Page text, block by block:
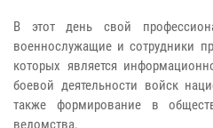
В этот день свой
военнослужащие и сотрудники
которых является
боевой деятельности войск
также формирование в
ведомства.